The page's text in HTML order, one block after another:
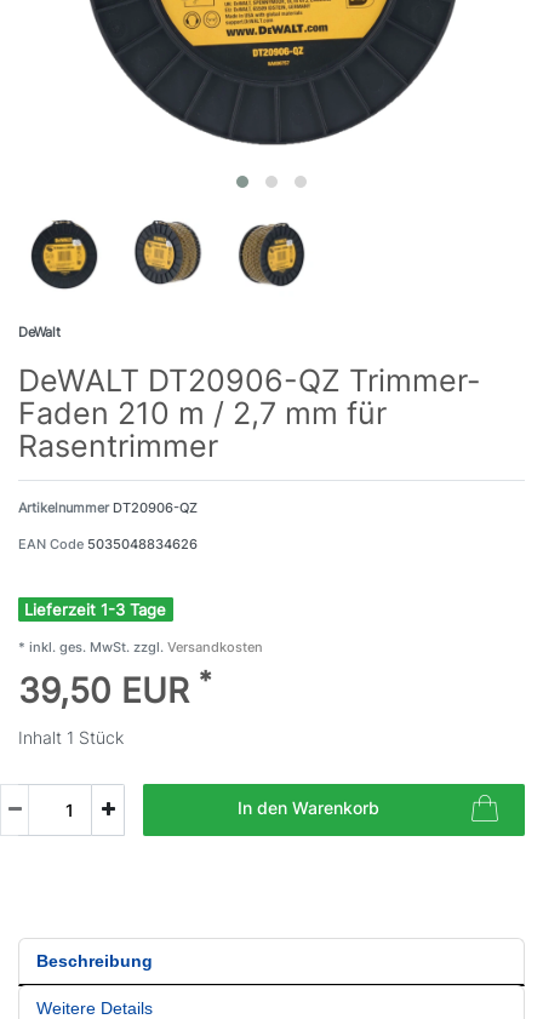
DeWalt
DeWALT DT20906-QZ Trimmer-
Faden 210 m / 2,7 mm für
Rasentrimmer
Artikelnummer DT20906-QZ
EAN Code 5035048834626
Lieferzeit 1-3 Tage
* inkl. ges. MwSt. zzgl. Versandkosten
39,50 EUR *
Inhalt 1 Stück
In den Warenkorb
Beschreibung
Weitere Details